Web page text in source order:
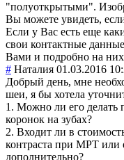
"полуоткрытыми".
Вы можете увидеть,
Если у Вас есть еще
свои контактные
Вами и подробно на них
# Наталия 01.03.2016
Добрый день, мне
шеи, я бы хотела
1. Можно ли его делать
коронок на зубах?
2. Входит ли в
контраста при МРТ или
дополнительно?